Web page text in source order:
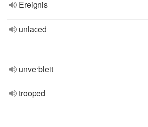
Ereignis
unlaced
unverbleit
trooped